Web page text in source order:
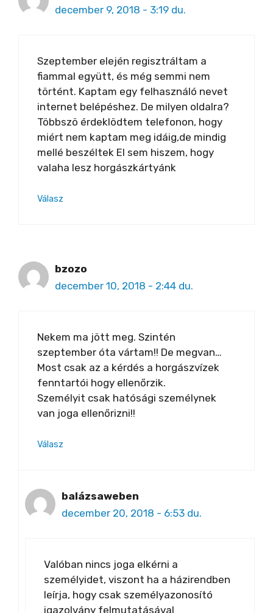
december 9, 2018 - 3:19 du.
Szeptember elején regisztráltam a
fiammal együtt, és még semmi nem
történt. Kaptam egy felhasználó nevet
internet belépéshez. De milyen oldalra?
Többszö érdeklödtem telefonon, hogy
miért nem kaptam meg idáig,de mindig
mellé beszéltek El sem hiszem, hogy
valaha lesz horgászkártyánk
Válasz
bzozo
december 10, 2018 - 2:44 du.
Nekem ma jött meg. Szintén
szeptember óta vártam!! De megvan…
Most csak az a kérdés a horgászvízek
fenntartói hogy ellenőrzik.
Személyit csak hatósági személynek
van joga ellenőrizni!!
Válasz
balázsaweben
december 20, 2018 - 6:53 du.
Valóban nincs joga elkérni a
személyidet, viszont ha a házirendben
leírja, hogy csak személyazonosító
igazolvány felmutatásával